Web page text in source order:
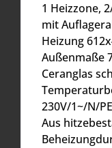
1 Heizzone,
mit
Heizung
Außenmaße
Ceranglas
230V/1~/N/
Aus